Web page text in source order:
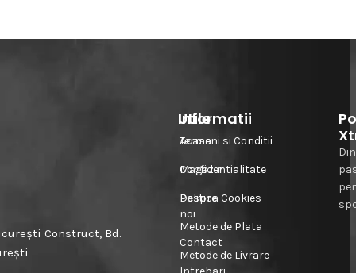
Construct, Bd.
Informatii
Acasa
Magazin
Despre
noi
Contact
Utile
Termeni si Conditii
Confidentialitate
Politica Cookies
Metode de Plata
Metode de Livrare
Din